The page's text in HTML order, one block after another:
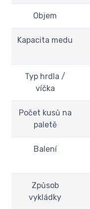
Objem
Kapacita medu
Typ hrdla /
víčka
Počet kusů na
paletě
Balení
Způsob
vykládky